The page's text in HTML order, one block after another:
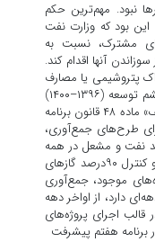
نبود. مهم‌ترین حکم
توسعه این بود که وزارت نفت
مشترک، نسبت به
آنها اقدام کند.
پتروشیمی یا مصارف
دیگر استفاده شود.» سیاستی که در برنامه ششم توسعه (۱۳۹۶–۱۴۰۰)
به خود شاخص‌های کمی دید. براساس بند «الف» ماده ۴۸ قانون برنامه
طرح‌های جمع‌آوری،
نفت و مشعل در همه
میادین نفتی و تاسیسات صنعت نفت و مهار و کنترل ۹۰درصد گازهای
موجود، جمع‌آوری
دارد، از اواخر دهه
قالب اجرای پروژه‌های
هفتم پیشرفت